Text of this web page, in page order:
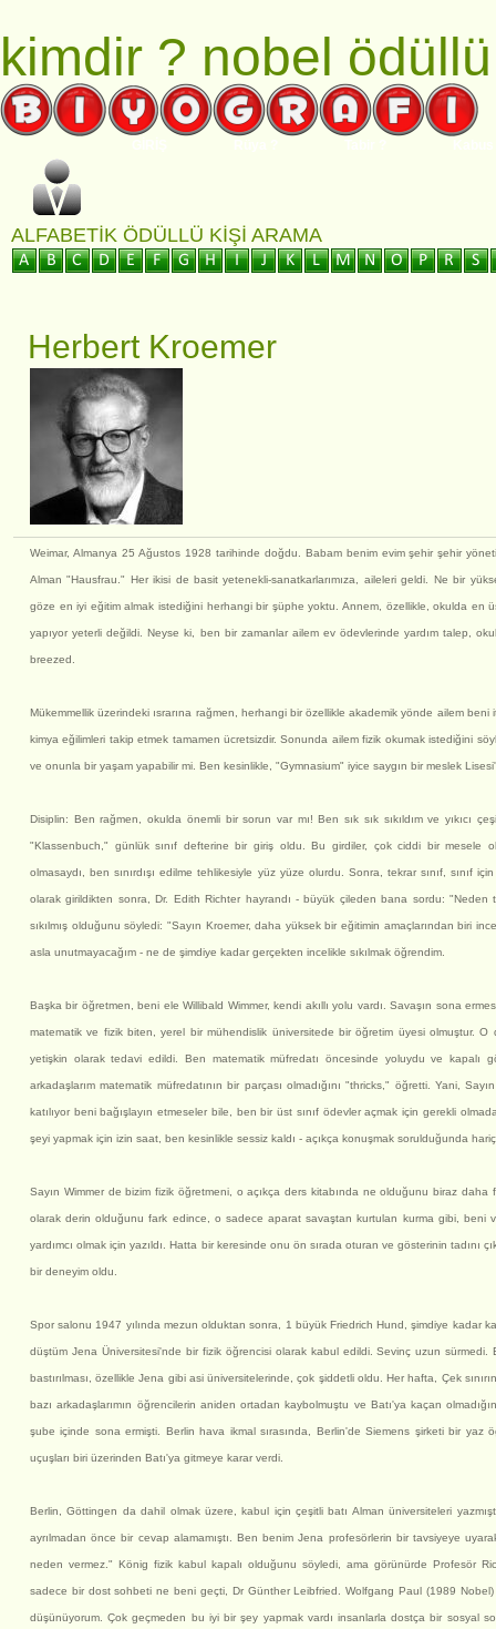
kimdir ? nobel
ALFABETIK ÖDÜLLÜ KIŞI ARAMA
Herbert Kroemer
Weimar, Almanya 25 Ağustos 1928 tarihinde doğdu. Babam benim evim şehir şehir
Alman "Hausfrau." Her ikisi de basit yetenekli-sanatkarlarımıza, aileleri geldi. Ne bir
göze en iyi eğitim almak istediğini herhangi bir şüphe yoktu. Annem, özellikle, okulda en
yapıyor yeterli değildi. Neyse ki, ben bir zamanlar ailem ev ödevlerinde yardım talep,
breezed.
Mükemmellik üzerindeki ısrarına rağmen, herhangi bir özellikle akademik yönde ailem
kimya eğilimleri takip etmek tamamen ücretsizdir. Sonunda ailem fizik okumak istediğini
ve onunla bir yaşam yapabilir mi. Ben kesinlikle, "Gymnasium" iyice saygın bir meslek
Disiplin: Ben rağmen, okulda önemli bir sorun var mı! Ben sık sık sıkıldım ve yıkıcı
"Klassenbuch," günlük sınıf defterine bir giriş oldu. Bu girdiler, çok ciddi bir mesele
olmasaydı, ben sınırdışı edilme tehlikesiyle yüz yüze olurdu. Sonra, tekrar sınıf, sınıf
olarak girildikten sonra, Dr. Edith Richter hayrandı - büyük çileden bana sordu:
sıkılmış olduğunu söyledi: "Sayın Kroemer, daha yüksek bir eğitimin amaçlarından biri
asla unutmayacağım - ne de şimdiye kadar gerçekten incelikle sıkılmak öğrendim.
Başka bir öğretmen, beni ele Willibald Wimmer, kendi akıllı yolu vardı. Savaşın sona
matematik ve fizik biten, yerel bir mühendislik üniversitede bir öğretim üyesi olmuştur.
yetişkin olarak tedavi edildi. Ben matematik müfredatı öncesinde yoluydu ve kapalı
arkadaşlarım matematik müfredatının bir parçası olmadığını "thricks," öğretti. Yani,
katılıyor beni bağışlayın etmeseler bile, ben bir üst sınıf ödevler açmak için gerekli
şeyi yapmak için izin saat, ben kesinlikle sessiz kaldı - açıkça konuşmak sorulduğunda
Sayın Wimmer de bizim fizik öğretmeni, o açıkça ders kitabında ne olduğunu biraz
olarak derin olduğunu fark edince, o sadece aparat savaştan kurtulan kurma gibi, beni
yardımcı olmak için yazıldı. Hatta bir keresinde onu ön sırada oturan ve gösterinin tadını
bir deneyim oldu.
Spor salonu 1947 yılında mezun olduktan sonra, 1 büyük Friedrich Hund, şimdiye kadar
düştüm Jena Üniversitesi'nde bir fizik öğrencisi olarak kabul edildi. Sevinç uzun sürmedi.
bastırılması, özellikle Jena gibi asi üniversitelerinde, çok şiddetli oldu. Her hafta, Çek
bazı arkadaşlarımın öğrencilerin aniden ortadan kaybolmuştu ve Batı'ya kaçan
şube içinde sona ermişti. Berlin hava ikmal sırasında, Berlin'de Siemens şirketi bir yaz
uçuşları biri üzerinden Batı'ya gitmeye karar verdi.
Berlin, Göttingen da dahil olmak üzere, kabul için çeşitli batı Alman üniversiteleri
ayrılmadan önce bir cevap alamamıştı. Ben benim Jena profesörlerin bir tavsiyeye
neden vermez." König fizik kabul kapalı olduğunu söyledi, ama görünürde Profesör
sadece bir dost sohbeti ne beni geçti, Dr Günther Leibfried. Wolfgang Paul (1989
düşünüyorum. Çok geçmeden bu iyi bir şey yapmak vardı insanlarla dostça bir sosyal